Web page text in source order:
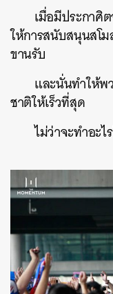
เมื่อมีประกาศิ
ให้การสนับสนุนสโ
ขานรับ
และนั่นทำให้
ชาติให้เร็วที่สุด
ไม่ว่าจะทำอะ